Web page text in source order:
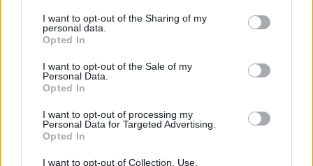
I want to opt-out of the Sharing of my
personal data.
Opted In
I want to opt-out of the Sale of my
Personal Data.
Opted In
I want to opt-out of processing my
Personal Data for Targeted Advertising.
Opted In
I want to opt-out of Collection, Use,
periku, kako bih se osećala malo sličnijoj sebi, kao nekada.
– Ako mogu da ohrabrim druge ljude da idu da provere da
li imaju grudvice, onda sam postigla svoj cilj. Samo ne
rekla je Siophan.
Kako je teško podnosila hemoterapije, njen doktor se